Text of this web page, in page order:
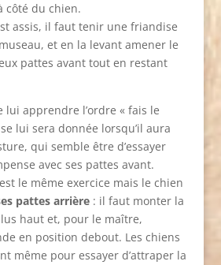
côté du chien.
assis, il faut tenir une friandise
et en la levant amener le
pattes avant tout en restant
lui apprendre l’ordre « fais le
lui sera donnée lorsqu’il aura
qui semble être d’essayer
avec ses pattes avant.
le même exercice mais le chien
pattes arrière: il faut monter la
haut et, pour le maître,
en position debout. Les chiens
même pour essayer d’attraper la